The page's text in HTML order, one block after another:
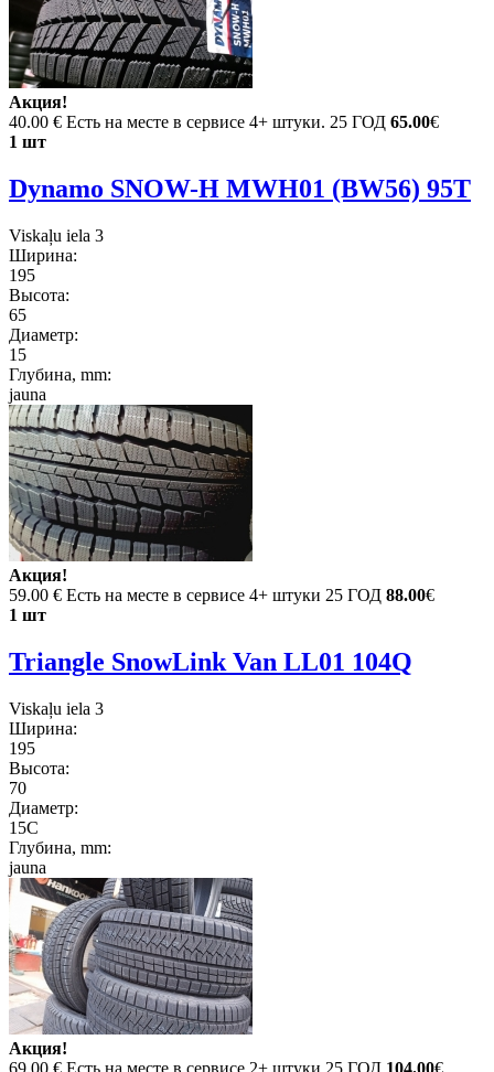
Акция!
40.00 € Есть на месте в сервисе 4+ штуки. 25 ГОД 65.00€
1 шт
Dynamo SNOW-H MWH01 (BW56) 95T
Viskaļu iela 3
Ширина:
195
Высота:
65
Диаметр:
15
Глубина, mm:
jauna
Акция!
59.00 € Есть на месте в сервисе 4+ штуки 25 ГОД 88.00€
1 шт
Triangle SnowLink Van LL01 104Q
Viskaļu iela 3
Ширина:
195
Высота:
70
Диаметр:
15C
Глубина, mm:
jauna
Акция!
69.00 € Есть на месте в сервисе 2+ штуки 25 ГОД 104.00€